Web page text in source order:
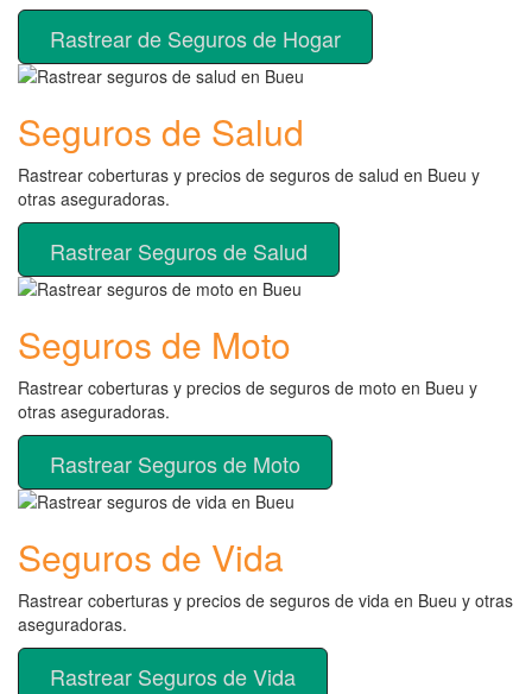
Rastrear de Seguros de Hogar
Seguros de Salud
Rastrear coberturas y precios de seguros de salud en Bueu y
otras aseguradoras.
Rastrear Seguros de Salud
Seguros de Moto
Rastrear coberturas y precios de seguros de moto en Bueu y
otras aseguradoras.
Rastrear Seguros de Moto
Seguros de Vida
Rastrear coberturas y precios de seguros de vida en Bueu y otras
aseguradoras.
Rastrear Seguros de Vida